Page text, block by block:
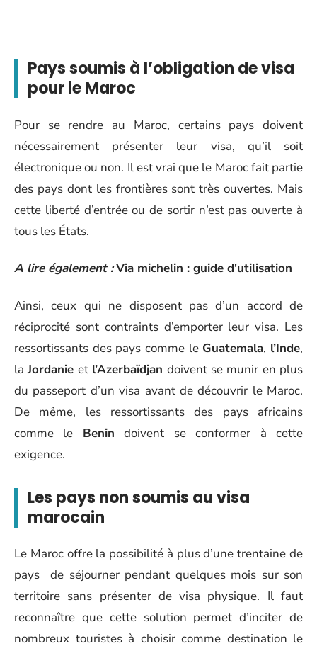
Pays soumis à l’obligation de visa
pour le Maroc
Pour se rendre au Maroc, certains pays doivent
nécessairement présenter leur visa, qu’il soit
électronique ou non. Il est vrai que le Maroc fait partie
des pays dont les frontières sont très ouvertes. Mais
cette liberté d’entrée ou de sortir n’est pas ouverte à
tous les États.
A lire également :Via michelin : guide d'utilisation
Ainsi, ceux qui ne disposent pas d’un accord de
réciprocité sont contraints d’emporter leur visa. Les
ressortissants des pays comme le Guatemala, l’Inde,
laJordanie et l’Azerbaïdjan doivent se munir en plus
du passeport d’un visa avant de découvrir le Maroc.
De même, les ressortissants des pays africains
comme le Benin doivent se conformer à cette
exigence.
Les pays non soumis au visa
marocain
Le Maroc offre la possibilité à plus d’une trentaine de
pays de séjourner pendant quelques mois sur son
territoire sans présenter de visa physique. Il faut
reconnaître que cette solution permet d’inciter de
nombreux touristes à choisir comme destination le